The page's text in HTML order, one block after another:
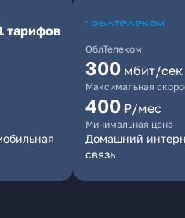
тарифов
ОблТелеком
300 мбит/сек
Максимальная
400 ₽/мес
Минимальная цена
Домашний
связь